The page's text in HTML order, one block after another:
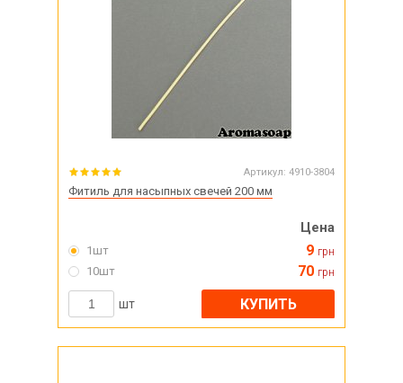
Артикул: 4910-3804
Фитиль для насыпных свечей 200 мм
Цена
1шт 9 грн
10шт 70 грн
шт КУПИТЬ